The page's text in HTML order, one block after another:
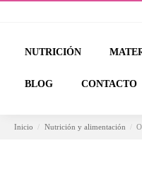
NUTRICIÓN
BLOG CONTACTO
Inicio Nutrición y alimentación